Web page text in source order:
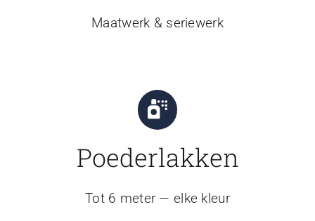
Maatwerk & seriewerk
Poederlakken
Tot 6 meter — elke kleur